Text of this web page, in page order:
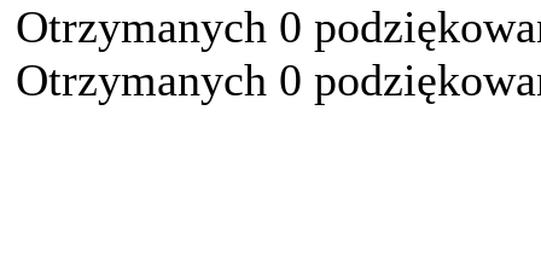
Otrzymanych 0
Otrzymanych 0